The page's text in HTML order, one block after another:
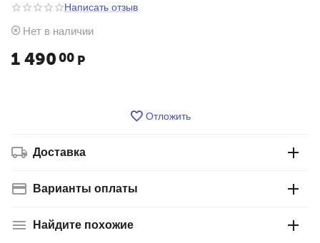
Написать отзыв
Нет в наличии
1 490 00 Р
Отложить
Доставка
Варианты оплаты
Найдите похожие